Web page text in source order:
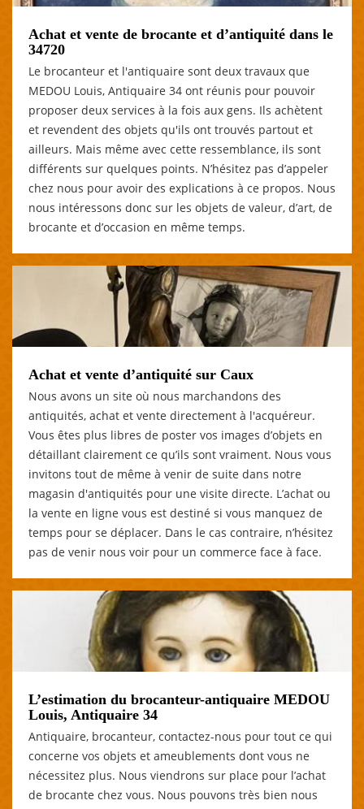
Achat et vente de brocante et d’antiquité dans le
34720
Le brocanteur et l'antiquaire sont deux travaux que
MEDOU Louis, Antiquaire 34 ont réunis pour pouvoir
proposer deux services à la fois aux gens. Ils achètent
et revendent des objets qu'ils ont trouvés partout et
ailleurs. Mais même avec cette ressemblance, ils sont
différents sur quelques points. N’hésitez pas d’appeler
chez nous pour avoir des explications à ce propos. Nous
nous intéressons donc sur les objets de valeur, d’art, de
brocante et d’occasion en même temps.
Achat et vente d’antiquité sur Caux
Nous avons un site où nous marchandons des
antiquités, achat et vente directement à l'acquéreur.
Vous êtes plus libres de poster vos images d’objets en
détaillant clairement ce qu’ils sont vraiment. Nous vous
invitons tout de même à venir de suite dans notre
magasin d'antiquités pour une visite directe. L’achat ou
la vente en ligne vous est destiné si vous manquez de
temps pour se déplacer. Dans le cas contraire, n’hésitez
pas de venir nous voir pour un commerce face à face.
L’estimation du brocanteur-antiquaire MEDOU
Louis, Antiquaire 34
Antiquaire, brocanteur, contactez-nous pour tout ce qui
concerne vos objets et ameublements dont vous ne
nécessitez plus. Nous viendrons sur place pour l’achat
de brocante chez vous. Nous pouvons très bien nous